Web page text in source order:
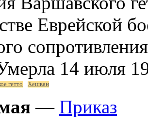
Еврейской
14 июля
гетто Хешван
— Приказ